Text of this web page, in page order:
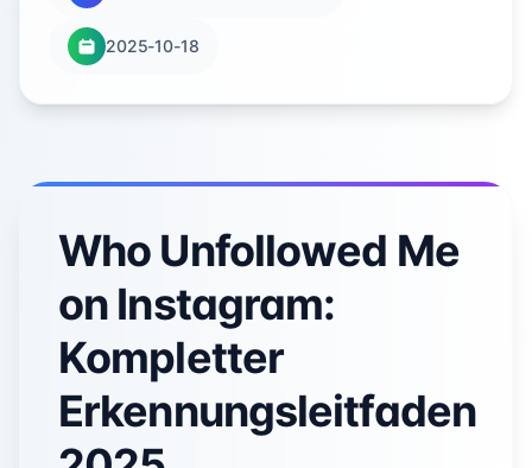
2025-10-18
Who Unfollowed Me
on Instagram:
Kompletter
Erkennungsleitfaden